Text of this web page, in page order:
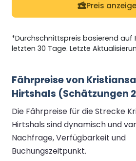
Preis
*Durchschnittspreis basierend auf
letzten 30 Tage. Letzte
Fährpreise von
Hirtshals (Schätzungen
Die Fährpreise für die Strecke
Hirtshals sind dynamisch und
Nachfrage, Verfügbarkeit und
Buchungszeitpunkt.